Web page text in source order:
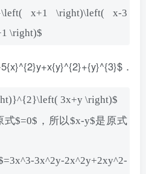
x+1 \right)\left( x-3
\right)$
．
3x+y \right)$
式$=0$，所以$x-y$是原式
3x^2y-2x^2y+2xy^2-